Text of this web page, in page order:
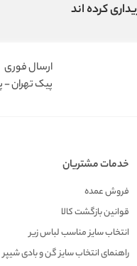
کرده اند
ارسال فوری
پیک تهران -
خدمات مشتریان
فروش عمده
قوانین بازگشت کالا
انتخاب سایز مناسب لباس زیر
راهنمای انتخاب سایز گن و بادی شیپر